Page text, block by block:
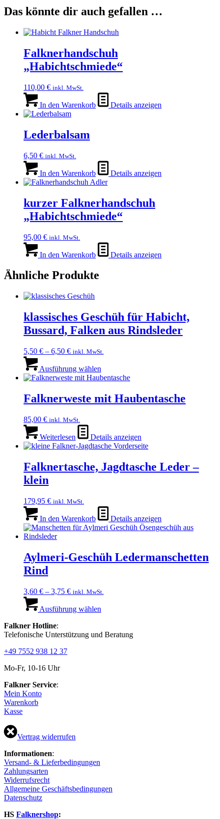
Das könnte dir auch gefallen …
Falknerhandschuh
„Habichtschmiede“
110,00 € inkl. MwSt.
In den Warenkorb Details anzeigen
Lederbalsam
6,50 € inkl. MwSt.
In den Warenkorb Details anzeigen
kurzer Falknerhandschuh
„Habichtschmiede“
95,00 € inkl. MwSt.
In den Warenkorb Details anzeigen
Ähnliche Produkte
klassisches Geschüh für Habicht,
Bussard, Falken aus Rindsleder
5,50 € – 6,50 € inkl. MwSt.
Ausführung wählen
weist
Varianten
auf.
auf
der
gewählt
werden
Falknerweste mit Haubentasche
85,00 € inkl. MwSt.
Weiterlesen Details anzeigen
Falknertasche, Jagdtasche Leder –
klein
179,95 € inkl. MwSt.
In den Warenkorb Details anzeigen
Aylmeri-Geschüh Ledermanschetten
Rind
3,60 € – 3,75 € inkl. MwSt.
Ausführung wählen
Varianten
Falkner Hotline:
Telefonische Unterstützung und Beratung
+49 7552 938 12 37
Mo-Fr, 10-16 Uhr
Falkner Service:
Mein Konto
Warenkorb
Kasse
Vertrag widerrufen
Informationen:
Versand- & Lieferbedingungen
Zahlungsarten
Widerrufsrecht
Allgemeine Geschäftsbedingungen
Datenschutz
HS Falknershop: